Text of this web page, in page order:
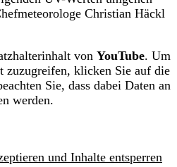
Christian Häckl
von YouTube. Um
zuzugreifen, klicken Sie auf die
Sie, dass dabei Daten an
werden.
und Inhalte entsperren